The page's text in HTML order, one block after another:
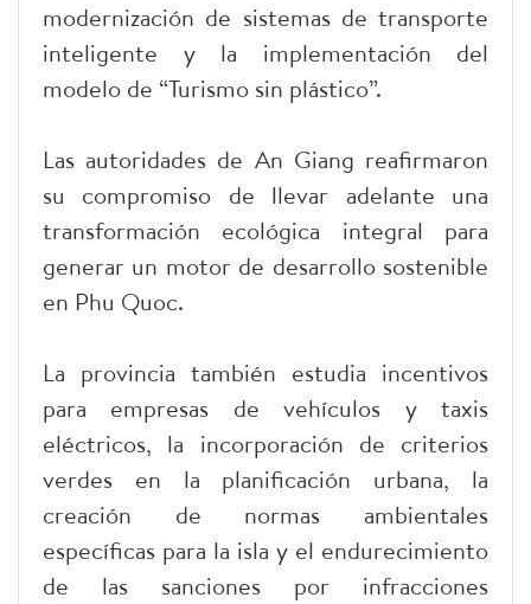
modernización de sistemas de transporte
inteligente y la implementación del
modelo de “Turismo sin plástico”.
Las autoridades de An Giang reafirmaron
su compromiso de llevar adelante una
transformación ecológica integral para
generar un motor de desarrollo sostenible
en Phu Quoc.
La provincia también estudia incentivos
para empresas de vehículos y taxis
eléctricos, la incorporación de criterios
verdes en la planificación urbana, la
creación de normas ambientales
específicas para la isla y el endurecimiento
de las sanciones por infracciones